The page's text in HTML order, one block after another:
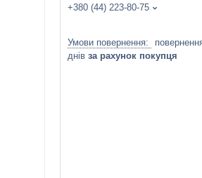
+380 (44) 223-80-75
днів за рахунок покупця